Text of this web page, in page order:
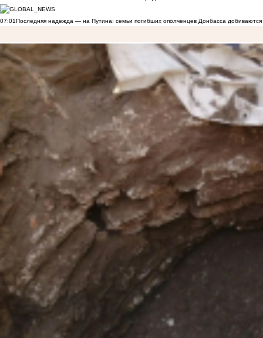
07:01Последняя надежда — на Путина: семьи погибших ополченцев Донбасса добиваются